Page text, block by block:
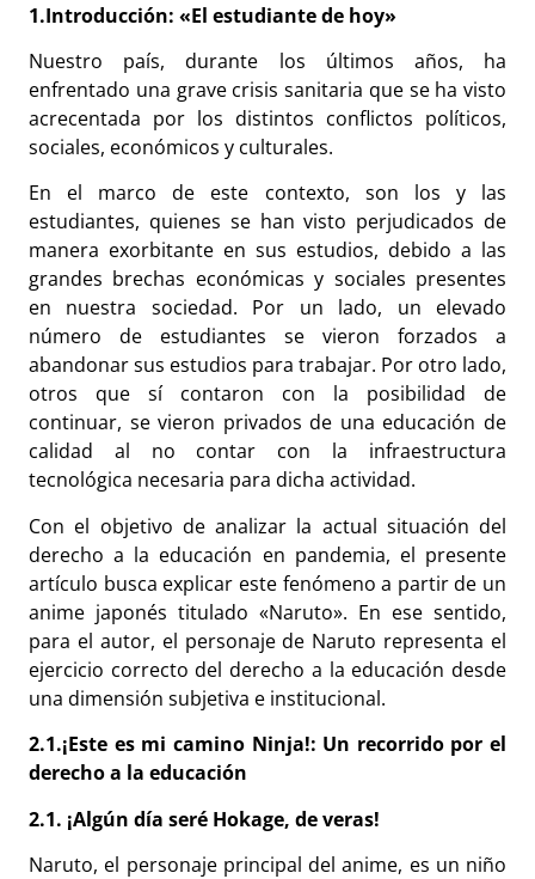
1.Introducción: «El estudiante de hoy»
Nuestro país, durante los últimos años, ha
enfrentado una grave crisis sanitaria que se ha visto
acrecentada por los distintos conflictos políticos,
sociales, económicos y culturales.
En el marco de este contexto, son los y las
estudiantes, quienes se han visto perjudicados de
manera exorbitante en sus estudios, debido a las
grandes brechas económicas y sociales presentes
en nuestra sociedad. Por un lado, un elevado
número de estudiantes se vieron forzados a
abandonar sus estudios para trabajar. Por otro lado,
otros que sí contaron con la posibilidad de
continuar, se vieron privados de una educación de
calidad al no contar con la infraestructura
tecnológica necesaria para dicha actividad.
Con el objetivo de analizar la actual situación del
derecho a la educación en pandemia, el presente
artículo busca explicar este fenómeno a partir de un
anime japonés titulado «Naruto». En ese sentido,
para el autor, el personaje de Naruto representa el
ejercicio correcto del derecho a la educación desde
una dimensión subjetiva e institucional.
2.1.¡Este es mi camino Ninja!: Un recorrido por el
derecho a la educación
2.1. ¡Algún día seré Hokage, de veras!
Naruto, el personaje principal del anime, es un niño